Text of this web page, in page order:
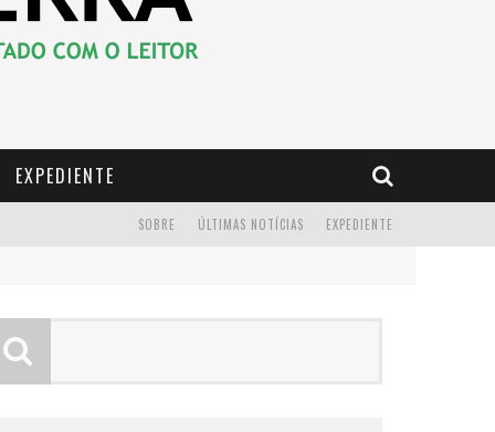
EXPEDIENTE
EXPEDIENTE
ÚLTIMAS NOTÍCIAS
SOBRE